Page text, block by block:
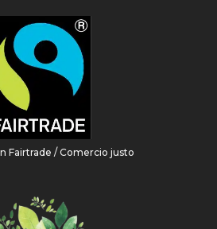
Fairtrade / Comercio justo